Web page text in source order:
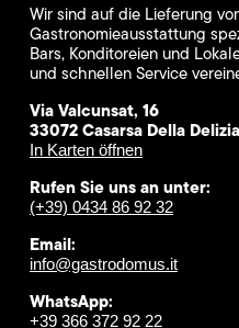
Wir sind auf die Lieferung
Gastronomieausstattung
Bars, Konditoreien und
und schnellen Service
Via Valcunsat, 16
33072 Casarsa Della
In Karten öffnen
Rufen Sie uns an unter:
(+39) 0434 86 92 32
Email:
info@gastrodomus.it
WhatsApp:
+39 366 372 92 22